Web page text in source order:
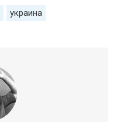
украина